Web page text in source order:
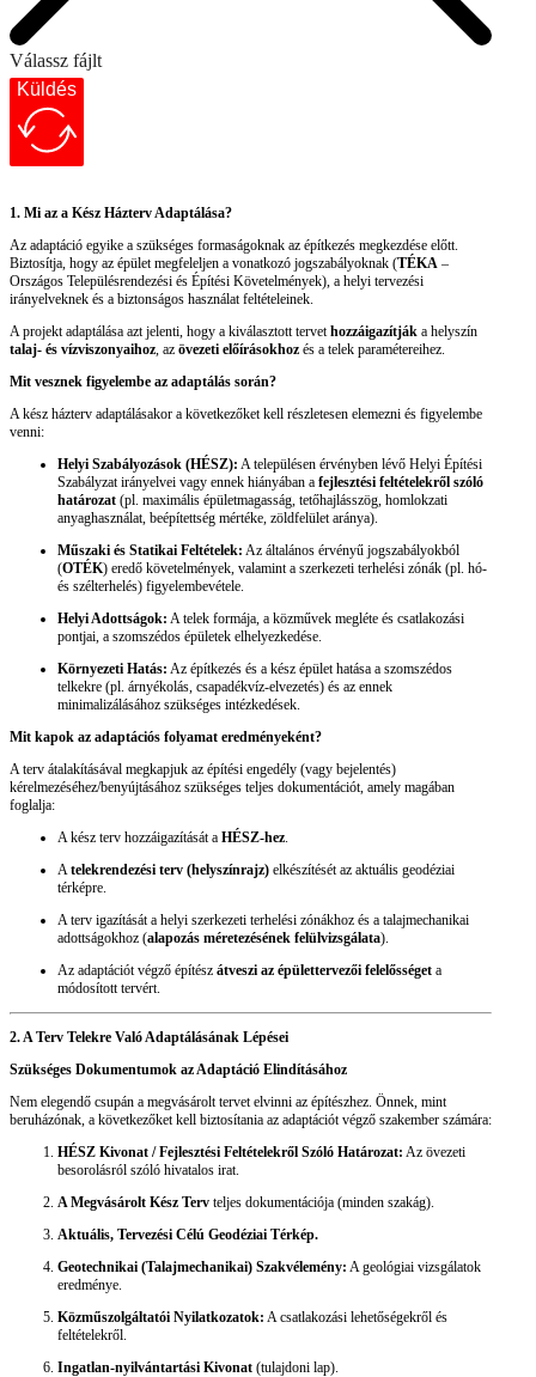
Válassz fájlt
Küldés
1. Mi az a Kész Házterv Adaptálása?
Az adaptáció egyike a szükséges formaságoknak az építkezés megkezdése előtt.
Biztosítja, hogy az épület megfeleljen a vonatkozó jogszabályoknak (TÉKA –
Országos Településrendezési és Építési Követelmények), a helyi tervezési
irányelveknek és a biztonságos használat feltételeinek.
A projekt adaptálása azt jelenti, hogy a kiválasztott tervet hozzáigazítják a helyszín
talaj- és vízviszonyaihoz , az övezeti előírásokhoz és a telek paramétereihez.
Mit vesznek figyelembe az adaptálás során?
A kész házterv adaptálásakor a következőket kell részletesen elemezni és figyelembe
venni:
Helyi Szabályozások (HÉSZ): A településen érvényben lévő Helyi Építési
Szabályzat irányelvei vagy ennek hiányában a fejlesztési feltételekről szóló
határozat (pl. maximális épületmagasság, tetőhajlásszög, homlokzati
anyaghasználat, beépítettség mértéke, zöldfelület aránya).
Műszaki és Statikai Feltételek: Az általános érvényű jogszabályokból
(OTÉK) eredő követelmények, valamint a szerkezeti terhelési zónák (pl. hó-
és szélterhelés) figyelembevétele.
Helyi Adottságok: A telek formája, a közművek megléte és csatlakozási
pontjai, a szomszédos épületek elhelyezkedése.
Környezeti Hatás: Az építkezés és a kész épület hatása a szomszédos
telkekre (pl. árnyékolás, csapadékvíz-elvezetés) és az ennek
minimalizálásához szükséges intézkedések.
Mit kapok az adaptációs folyamat eredményeként?
A terv átalakításával megkapjuk az építési engedély (vagy bejelentés)
kérelmezéséhez/benyújtásához szükséges teljes dokumentációt, amely magában
foglalja:
A kész terv hozzáigazítását a HÉSZ-hez
A telekrendezési terv (helyszínrajz) elkészítését az aktuális geodéziai
térképre.
A terv igazítását a helyi szerkezeti terhelési zónákhoz és a talajmechanikai
adottságokhoz (alapozás méretezésének felülvizsgálata).
Az adaptációt végző építész átveszi az épülettervezői felelősséget a
módosított tervért.
2. A Terv Telekre Való Adaptálásának Lépései
Szükséges Dokumentumok az Adaptáció Elindításához
Nem elegendő csupán a megvásárolt tervet elvinni az építészhez. Önnek, mint
beruházónak, a következőket kell biztosítania az adaptációt végző szakember számára:
HÉSZ Kivonat / Fejlesztési Feltételekről Szóló Határozat: Az övezeti
besorolásról szóló hivatalos irat.
A Megvásárolt Kész Terv teljes dokumentációja (minden szakág).
Aktuális, Tervezési Célú Geodéziai Térkép.
Geotechnikai (Talajmechanikai) Szakvélemény: A geológiai vizsgálatok
eredménye.
Közműszolgáltatói Nyilatkozatok: A csatlakozási lehetőségekről és
feltételekről.
Ingatlan-nyilvántartási Kivonat (tulajdoni lap).